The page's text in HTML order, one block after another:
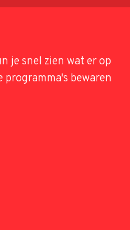
je snel zien wat er op
bewaren